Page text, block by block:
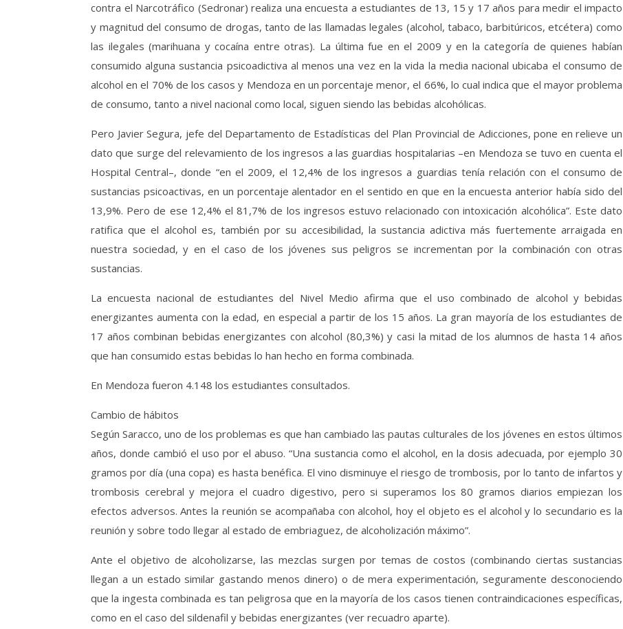
contra el Narcotráfico (Sedronar) realiza una encuesta a estudiantes de 13, 15 y 17 años para medir el impacto
y magnitud del consumo de drogas, tanto de las llamadas legales (alcohol, tabaco, barbitúricos, etcétera) como
las ilegales (marihuana y cocaína entre otras). La última fue en el 2009 y en la categoría de quienes habían
consumido alguna sustancia psicoadictiva al menos una vez en la vida la media nacional ubicaba el consumo de
alcohol en el 70% de los casos y Mendoza en un porcentaje menor, el 66%, lo cual indica que el mayor problema
de consumo, tanto a nivel nacional como local, siguen siendo las bebidas alcohólicas.
Pero Javier Segura, jefe del Departamento de Estadísticas del Plan Provincial de Adicciones, pone en relieve un
dato que surge del relevamiento de los ingresos a las guardias hospitalarias –en Mendoza se tuvo en cuenta el
Hospital Central–, donde “en el 2009, el 12,4% de los ingresos a guardias tenía relación con el consumo de
sustancias psicoactivas, en un porcentaje alentador en el sentido en que en la encuesta anterior había sido del
13,9%. Pero de ese 12,4% el 81,7% de los ingresos estuvo relacionado con intoxicación alcohólica”. Este dato
ratifica que el alcohol es, también por su accesibilidad, la sustancia adictiva más fuertemente arraigada en
nuestra sociedad, y en el caso de los jóvenes sus peligros se incrementan por la combinación con otras
sustancias.
La encuesta nacional de estudiantes del Nivel Medio afirma que el uso combinado de alcohol y bebidas
energizantes aumenta con la edad, en especial a partir de los 15 años. La gran mayoría de los estudiantes de
17 años combinan bebidas energizantes con alcohol (80,3%) y casi la mitad de los alumnos de hasta 14 años
que han consumido estas bebidas lo han hecho en forma combinada.
En Mendoza fueron 4.148 los estudiantes consultados.
Cambio de hábitos
Según Saracco, uno de los problemas es que han cambiado las pautas culturales de los jóvenes en estos últimos
años, donde cambió el uso por el abuso. “Una sustancia como el alcohol, en la dosis adecuada, por ejemplo 30
gramos por día (una copa) es hasta benéfica. El vino disminuye el riesgo de trombosis, por lo tanto de infartos y
trombosis cerebral y mejora el cuadro digestivo, pero si superamos los 80 gramos diarios empiezan los
efectos adversos. Antes la reunión se acompañaba con alcohol, hoy el objeto es el alcohol y lo secundario es la
reunión y sobre todo llegar al estado de embriaguez, de alcoholización máximo”.
Ante el objetivo de alcoholizarse, las mezclas surgen por temas de costos (combinando ciertas sustancias
llegan a un estado similar gastando menos dinero) o de mera experimentación, seguramente desconociendo
que la ingesta combinada es tan peligrosa que en la mayoría de los casos tienen contraindicaciones específicas,
como en el caso del sildenafil y bebidas energizantes (ver recuadro aparte).